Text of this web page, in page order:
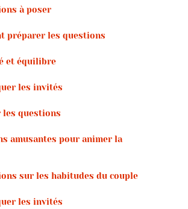
à poser
préparer les questions
et équilibre
les invités
les questions
amusantes pour animer la
sur les habitudes du couple
les invités